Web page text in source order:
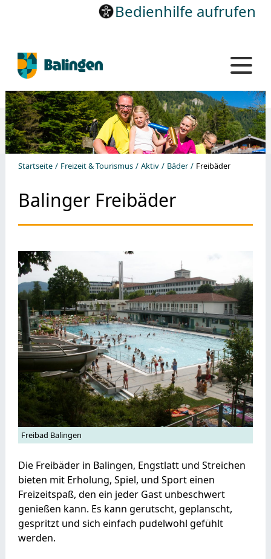
Bedienhilfe aufrufen
Startseite Freizeit & Tourismus Aktiv Bäder Freibäder
Balinger Freibäder
Freibad Balingen
Die Freibäder in Balingen, Engstlatt und Streichen
bieten mit Erholung, Spiel, und Sport einen
Freizeitspaß, den ein jeder Gast unbeschwert
genießen kann. Es kann gerutscht, geplanscht,
gespritzt und sich einfach pudelwohl gefühlt
werden.